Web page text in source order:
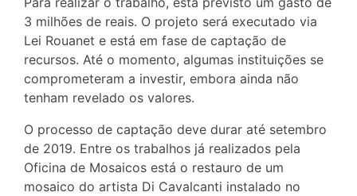
3 milhões de reais. O projeto será executado via
Lei Rouanet e está em fase de captação de
recursos. Até o momento, algumas instituições se
comprometeram a investir, embora ainda não
tenham revelado os valores.
O processo de captação deve durar até setembro
de 2019. Entre os trabalhos já realizados pela
Oficina de Mosaicos está o restauro de um
mosaico do artista Di Cavalcanti instalado no